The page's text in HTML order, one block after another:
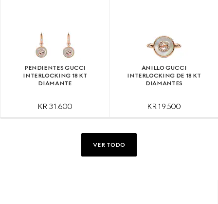
PENDIENTES GUCCI
INTERLOCKING 18 KT
DIAMANTE
KR 31.600
ANILLO GUCCI
INTERLOCKING DE 18 KT
DIAMANTES
KR 19.500
VER TODO